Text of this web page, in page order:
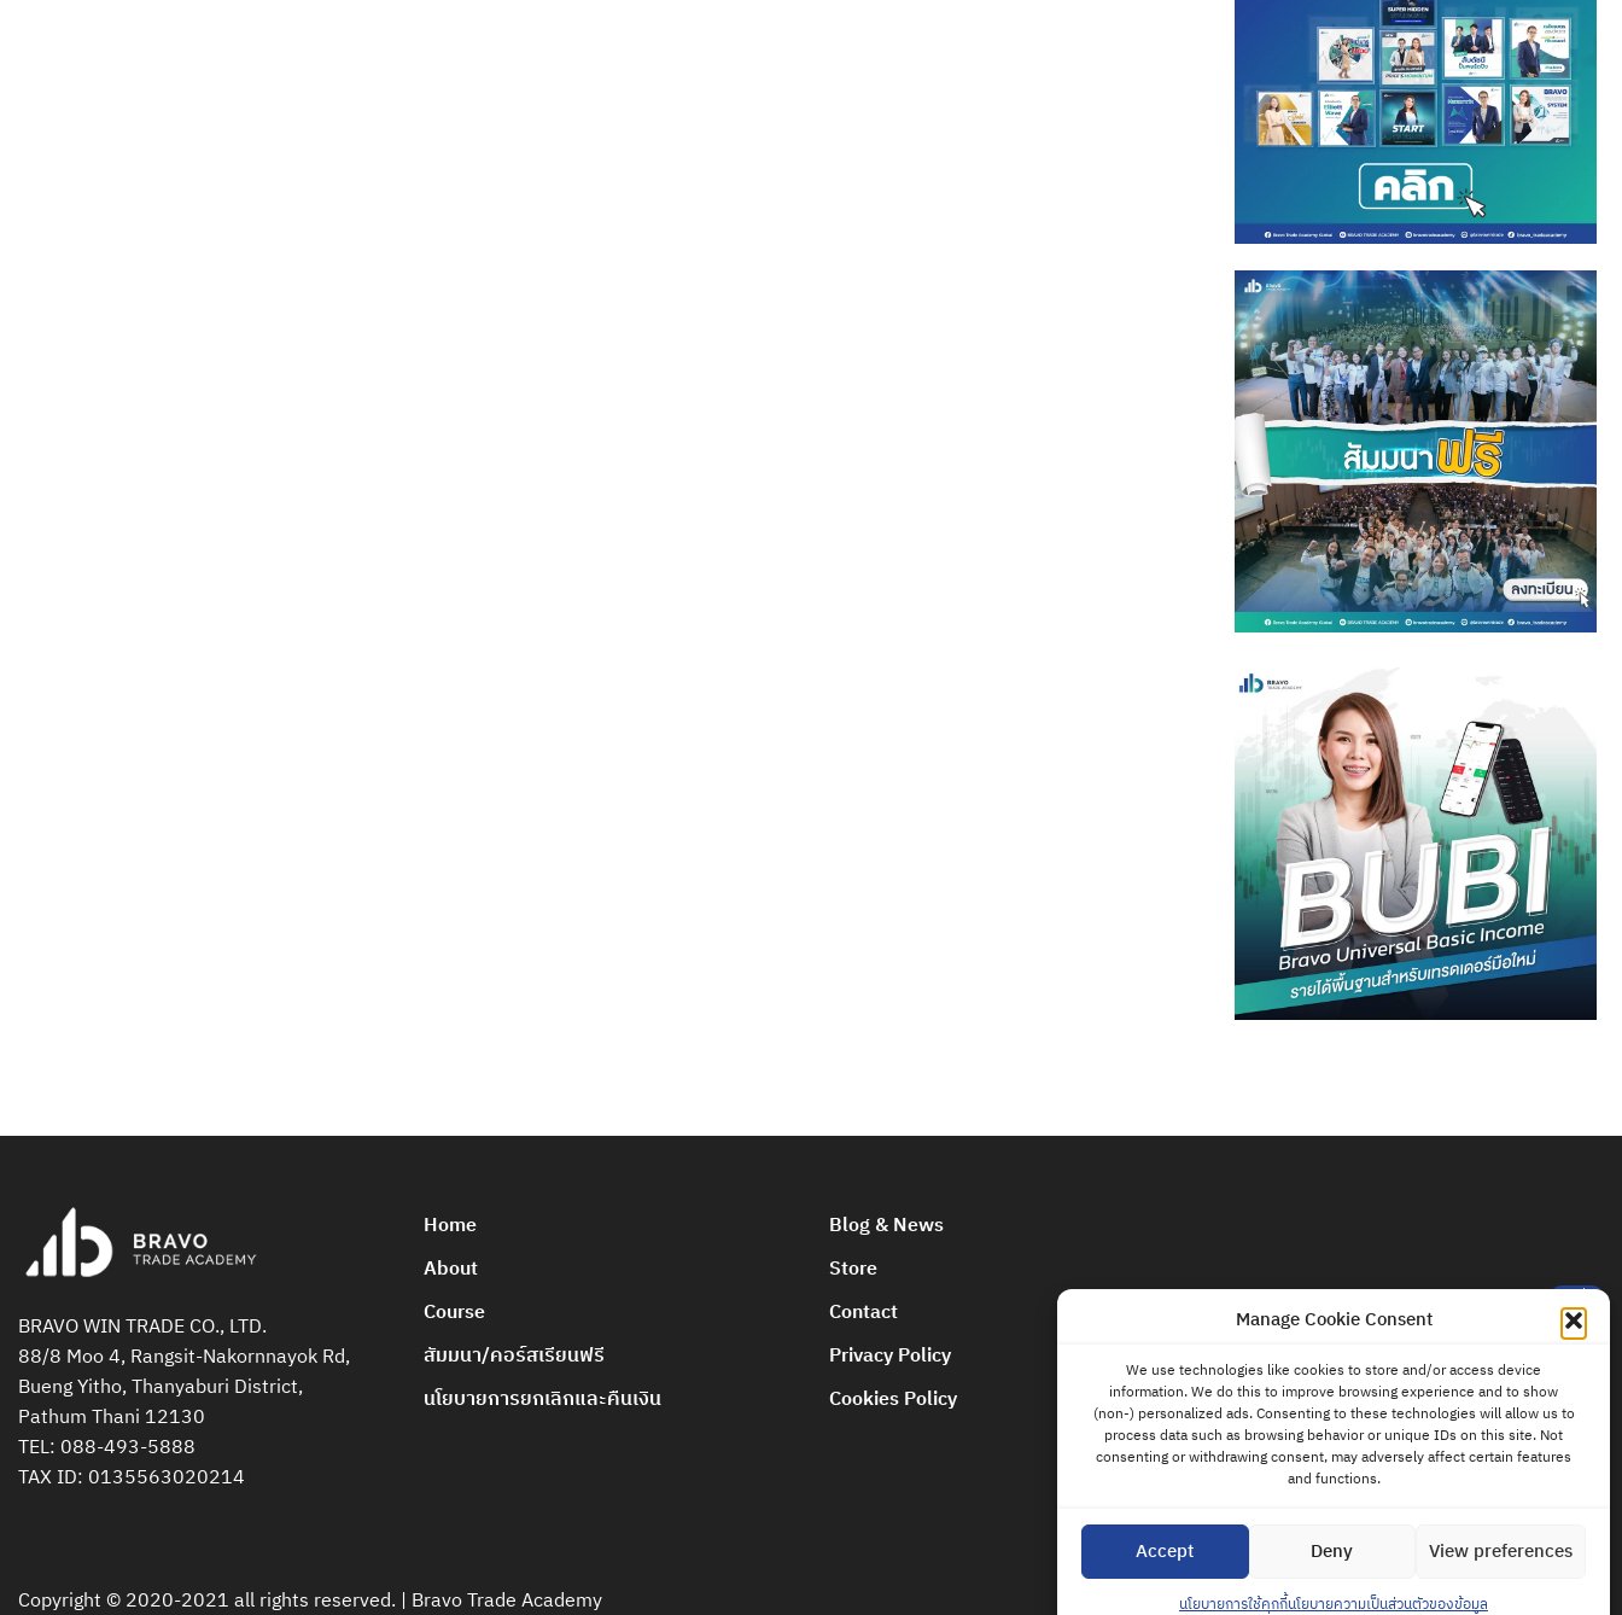
Manage Cookie Consent
We use technologies like cookies to store and/or access device
information. We do this to improve browsing experience and to show
(non-) personalized ads. Consenting to these technologies will allow us to
process data such as browsing behavior or unique IDs on this site. Not
consenting or withdrawing consent, may adversely affect certain features
and functions.
Accept Deny View preferences
นโยบายการใช้คุกกี้นโยบายความเป็นส่วนตัวของข้อมูล
BRAVO WIN TRADE CO., LTD.
88/8 Moo 4, Rangsit-Nakornnayok Rd,
Bueng Yitho, Thanyaburi District,
Pathum Thani 12130
TEL: 088-493-5888
TAX ID: 0135563020214
Home
About
Course
สัมมนา/คอร์สเรียนฟรี
นโยบายการยกเลิกและคืนเงิน
Blog & News
Store
Contact
Privacy Policy
Cookies Policy
Copyright © 2020-2021 all rights reserved. | Bravo Trade Academy
ติดต่อ
แอดมิน